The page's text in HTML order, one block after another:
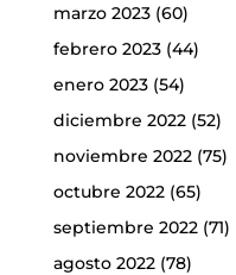
marzo 2023(60)
febrero 2023(44)
enero 2023(54)
diciembre 2022(52)
noviembre 2022(75)
octubre 2022(65)
septiembre 2022(71)
agosto 2022(78)